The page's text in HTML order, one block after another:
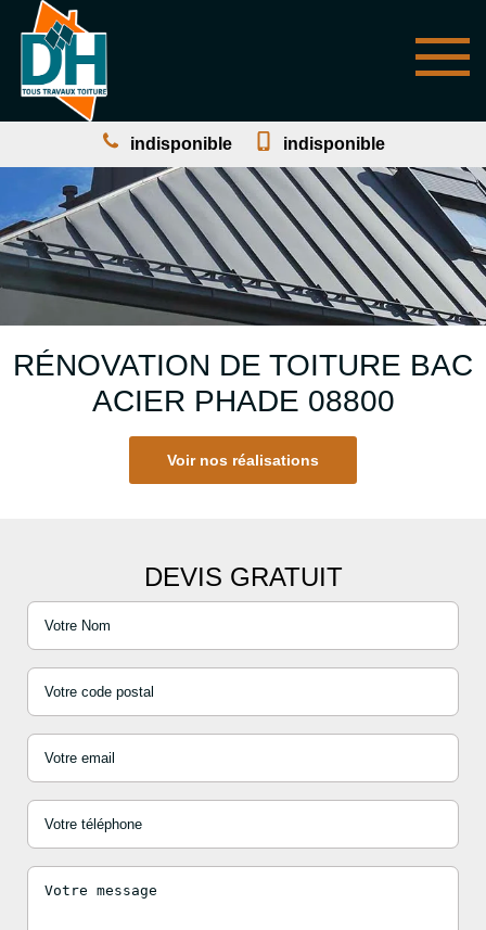
indisponible indisponible
RÉNOVATION DE TOITURE BAC
ACIER PHADE 08800
Voir nos réalisations
DEVIS GRATUIT